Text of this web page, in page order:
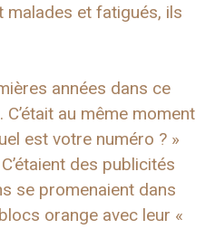
malades et fatigués, ils
années dans ce
au même moment
est votre numéro ? »
des publicités
se promenaient dans
orange avec leur «